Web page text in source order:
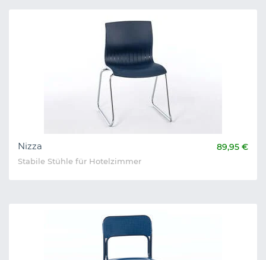
Nizza 89,95 €
Stabile Stühle für Hotelzimmer